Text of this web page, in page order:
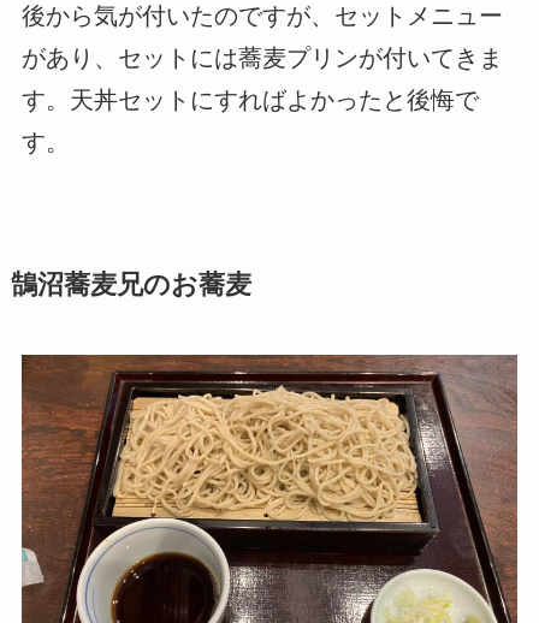
後から気が付いたのですが、セットメニュー
があり、セットには蕎麦プリンが付いてきま
す。天丼セットにすればよかったと後悔で
す。
鵠沼蕎麦兄のお蕎麦